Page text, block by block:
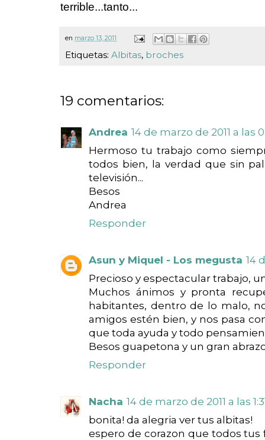
terrible...tanto...
en marzo 13, 2011
Etiquetas: Albitas, broches
19 comentarios:
Andrea 14 de marzo de 2011 a las
Hermoso tu trabajo como
todos bien, la verdad que sin
televisión...
Besos
Andrea
Responder
Asun y Miquel - Los megusta 14
Precioso y espectacular trabajo,
Muchos ánimos y pronta
habitantes, dentro de lo malo,
amigos estén bien, y nos pasa
que toda ayuda y todo
Besos guapetona y un gran
Responder
Nacha 14 de marzo de 2011 a las
bonita! da alegria ver tus albitas!
espero de corazon que todos